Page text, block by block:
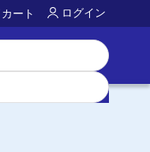
カート ログイン